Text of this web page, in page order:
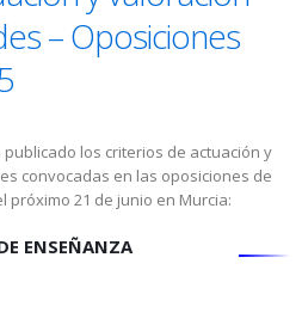
– Oposiciones
los criterios de actuación y
convocadas en las oposiciones de
próximo 21 de junio en Murcia:
ENSEÑANZA